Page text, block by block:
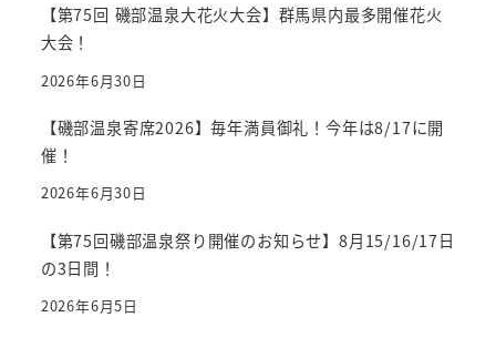
【第75回 磯部温泉大花火大会】群馬県内最多開催花火
大会！
2026年6月30日
【磯部温泉寄席2026】毎年満員御礼！今年は8/17に開
催！
2026年6月30日
【第75回磯部温泉祭り開催のお知らせ】8月15/16/17日
の3日間！
2026年6月5日